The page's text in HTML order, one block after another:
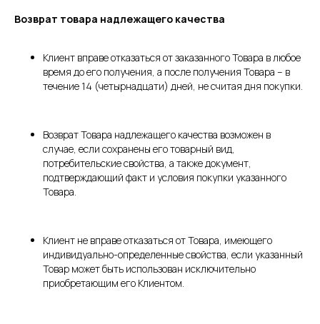
Возврат товара надлежащего качества
Клиент вправе отказаться от заказанного Товара в любое
время до его получения, а после получения Товара – в
течение 14 (четырнадцати) дней, не считая дня покупки.
Возврат Товара надлежащего качества возможен в
случае, если сохранены его товарный вид,
потребительские свойства, а также документ,
подтверждающий факт и условия покупки указанного
Товара.
Клиент не вправе отказаться от Товара, имеющего
индивидуально-определенные свойства, если указанный
Товар может быть использован исключительно
приобретающим его Клиентом.